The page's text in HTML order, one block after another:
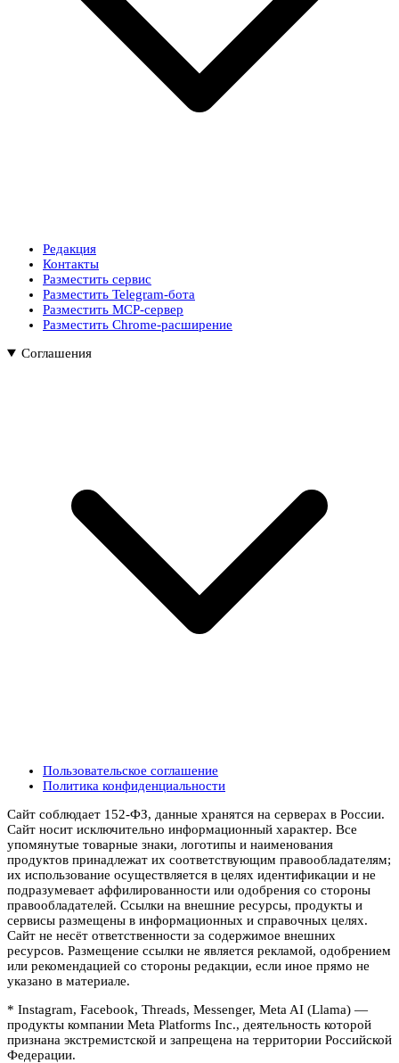
Редакция
Контакты
Разместить сервис
Разместить Telegram-бота
Разместить MCP-сервер
Разместить Chrome-расширение
Соглашения
Пользовательское соглашение
Политика конфиденциальности
Сайт соблюдает 152-ФЗ, данные хранятся на серверах в России.
Сайт носит исключительно информационный характер. Все
упомянутые товарные знаки, логотипы и наименования
продуктов принадлежат их соответствующим правообладателям;
их использование осуществляется в целях идентификации и не
подразумевает аффилированности или одобрения со стороны
правообладателей. Ссылки на внешние ресурсы, продукты и
сервисы размещены в информационных и справочных целях.
Сайт не несёт ответственности за содержимое внешних
ресурсов. Размещение ссылки не является рекламой, одобрением
или рекомендацией со стороны редакции, если иное прямо не
указано в материале.
* Instagram, Facebook, Threads, Messenger, Meta AI (Llama) —
продукты компании Meta Platforms Inc., деятельность которой
признана экстремистской и запрещена на территории Российской
Федерации.